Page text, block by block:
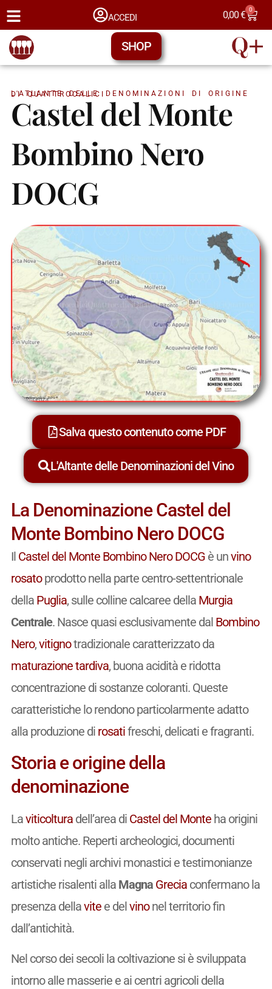
ACCEDI 0,00€ 0
SHOP
L'ATLANTE DELLE DENOMINAZIONI DI ORIGINE DI QUATTROCALICI
Castel del Monte
Bombino Nero
DOCG
Salva questo contenuto come PDF
L'Altante delle Denominazioni del Vino
La Denominazione Castel del
Monte Bombino Nero DOCG
Il Castel del Monte Bombino Nero DOCGè unvino
rosatoprodotto nella parte centro-settentrionale
della Puglia, sulle colline calcaree della Murgia
Centrale. Nasce quasi esclusivamente dal Bombino
Nero,vitignotradizionale caratterizzato da
maturazionetardiva, buona acidità e ridotta
concentrazione di sostanze coloranti. Queste
caratteristiche lo rendono particolarmente adatto
alla produzione di rosatifreschi, delicati e fragranti.
Storia e origine della
denominazione
Laviticolturadell’area di Castel del Monteha origini
molto antiche. Reperti archeologici, documenti
conservati negli archivi monastici e testimonianze
artistiche risalenti alla Magna Greciaconfermano la
presenza dellavitee delvinonel territorio fin
dall’antichità.
Nel corso dei secoli la coltivazione si è sviluppata
intorno alle masserie e ai centri agricoli della